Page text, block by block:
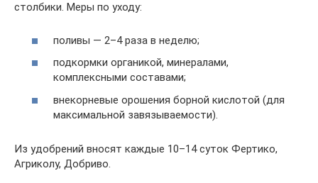
столбики. Меры по уходу:
поливы — 2–4 раза в неделю;
подкормки органикой, минералами,
комплексными составами;
внекорневые орошения борной кислотой (для
максимальной завязываемости).
Из удобрений вносят каждые 10–14 суток Фертико,
Агриколу, Добриво.